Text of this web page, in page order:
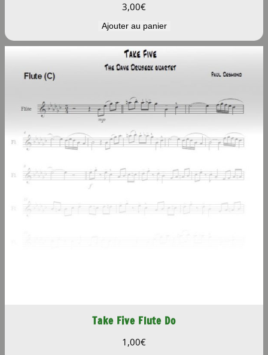
3,00€
Ajouter au panier
Take Five Flute Do
1,00€